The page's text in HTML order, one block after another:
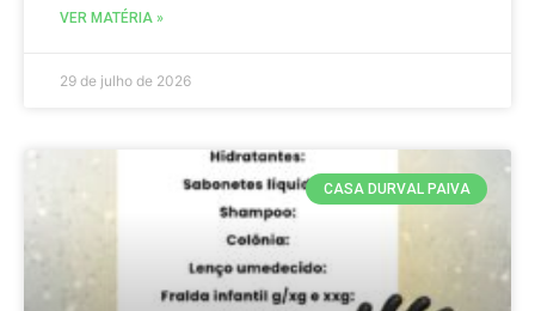
VER MATÉRIA »
29 de julho de 2026
CASA DURVAL PAIVA